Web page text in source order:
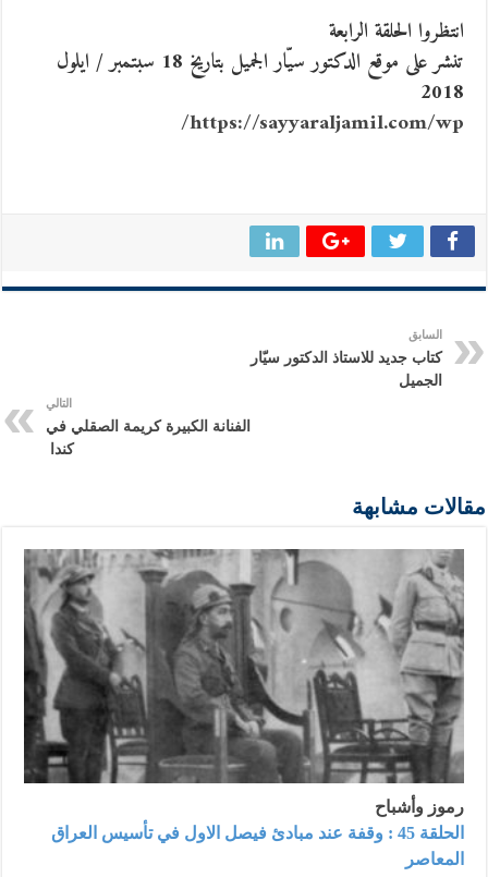
انتظروا الحلقة الرابعة
تنشر على موقع الدكتور سيّار الجميل بتاريخ 18 سبتمبر / ايلول
2018
https://sayyaraljamil.com/wp/
السابق
كتاب جديد للاستاذ الدكتور سيّار
الجميل
التالي
الفنانة الكبيرة كريمة الصقلي في
كندا
مقالات مشابهة
رموز وأشباح
الحلقة 45 : وقفة عند مبادئ فيصل الاول في تأسيس العراق
المعاصر